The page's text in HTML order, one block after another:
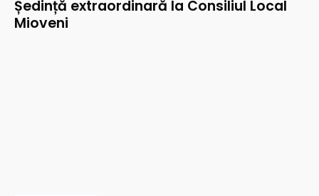
Ședință extraordinară la Consiliul Local
Mioveni